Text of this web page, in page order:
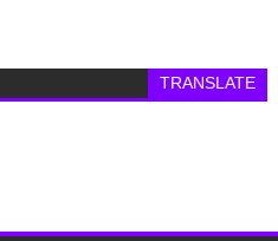
TRANSLATE